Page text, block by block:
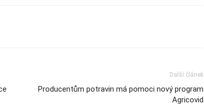
Další článek
Producentům potravin má pomoci nový program
Agricovid